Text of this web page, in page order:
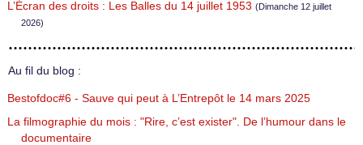
L’Écran des droits : Les Balles du 14 juillet 1953 (Dimanche 12 juillet
2026)
Au fil du blog :
Bestofdoc#6 - Sauve qui peut à L’Entrepôt le 14 mars 2025
La filmographie du mois : "Rire, c’est exister". De l’humour dans le
documentaire